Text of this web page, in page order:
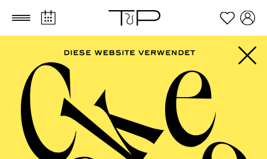
Zum Hauptinhalt springen Zum Footer springen
FILTER
APRIL 2027